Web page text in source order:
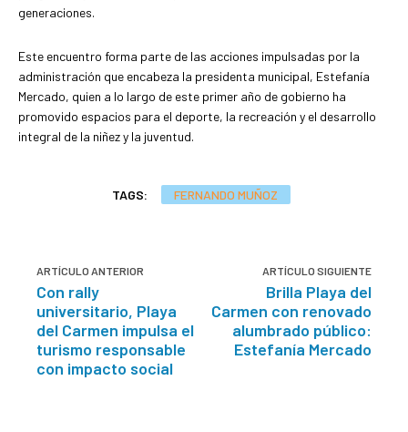
generaciones.
Este encuentro forma parte de las acciones impulsadas por la
administración que encabeza la presidenta municipal, Estefanía
Mercado, quien a lo largo de este primer año de gobierno ha
promovido espacios para el deporte, la recreación y el desarrollo
integral de la niñez y la juventud.
TAGS: FERNANDO MUÑOZ
ARTÍCULO ANTERIOR
Con rally
universitario, Playa
del Carmen impulsa el
turismo responsable
con impacto social
ARTÍCULO SIGUIENTE
Brilla Playa del
Carmen con renovado
alumbrado público:
Estefanía Mercado